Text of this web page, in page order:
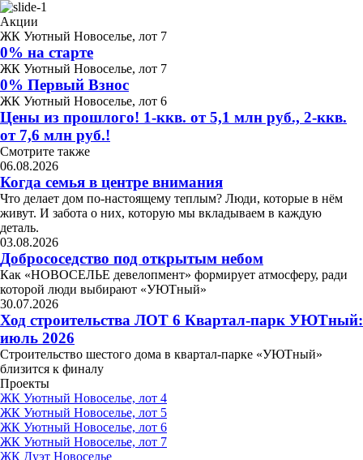
Акции
ЖК Уютный Новоселье, лот 7
0% на старте
ЖК Уютный Новоселье, лот 7
0% Первый Взнос
ЖК Уютный Новоселье, лот 6
Цены из прошлого! 1-ккв. от 5,1 млн руб., 2-ккв.
от 7,6 млн руб.!
Смотрите также
06.08.2026
Когда семья в центре внимания
Что делает дом по-настоящему теплым? Люди, которые в нём
живут. И забота о них, которую мы вкладываем в каждую
деталь.
03.08.2026
Добрососедство под открытым небом
Как «НОВОСЕЛЬЕ девелопмент» формирует атмосферу, ради
которой люди выбирают «УЮТный»
30.07.2026
Ход строительства ЛОТ 6 Квартал-парк УЮТный:
июль 2026
Строительство шестого дома в квартал-парке «УЮТный»
близится к финалу
Проекты
ЖК Уютный Новоселье, лот 4
ЖК Уютный Новоселье, лот 5
ЖК Уютный Новоселье, лот 6
ЖК Уютный Новоселье, лот 7
ЖК Дуэт Новоселье